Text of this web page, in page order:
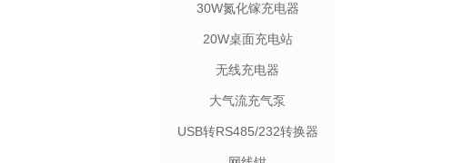
30W氮化镓充电器
20W桌面充电站
无线充电器
大气流充气泵
USB转RS485/232转换器